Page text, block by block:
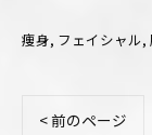
痩身 フェイシャル
< 前のページ